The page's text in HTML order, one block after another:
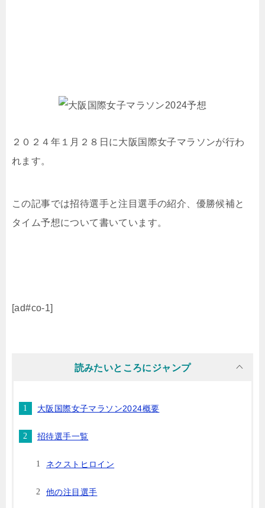
２０２４年１月２８日に大阪国際女子マラソンが行わ
れます。
この記事では招待選手と注目選手の紹介、優勝候補と
タイム予想について書いています。
[ad#co-1]
読みたいところにジャンプ
大阪国際女子マラソン2024概要
招待選手一覧
ネクストヒロイン
他の注目選手